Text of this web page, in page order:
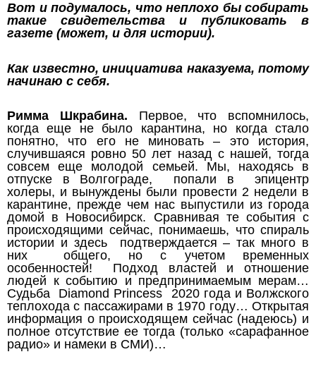
Вот и подумалось, что неплохо бы собирать
такие свидетельства и публиковать в
газете (может, и для истории).
Как известно, инициатива наказуема, потому
начинаю с себя.
Римма Шкрабина. Первое, что вспомнилось,
когда еще не было карантина, но когда стало
понятно, что его не миновать – это история,
случившаяся ровно 50 лет назад с нашей, тогда
совсем еще молодой семьей. Мы, находясь в
отпуске в Волгограде, попали в эпицентр
холеры, и вынуждены были провести 2 недели в
карантине, прежде чем нас выпустили из города
домой в Новосибирск. Сравнивая те события с
происходящими сейчас, понимаешь, что спираль
истории и здесь подтверждается – так много в
них общего, но с учетом временных
особенностей! Подход властей и отношение
людей к событию и предпринимаемым мерам…
Судьба Diamond Princess 2020 года и Волжского
теплохода с пассажирами в 1970 году… Открытая
информация о происходящем сейчас (надеюсь) и
полное отсутствие ее тогда (только «сарафанное
радио» и намеки в СМИ)…